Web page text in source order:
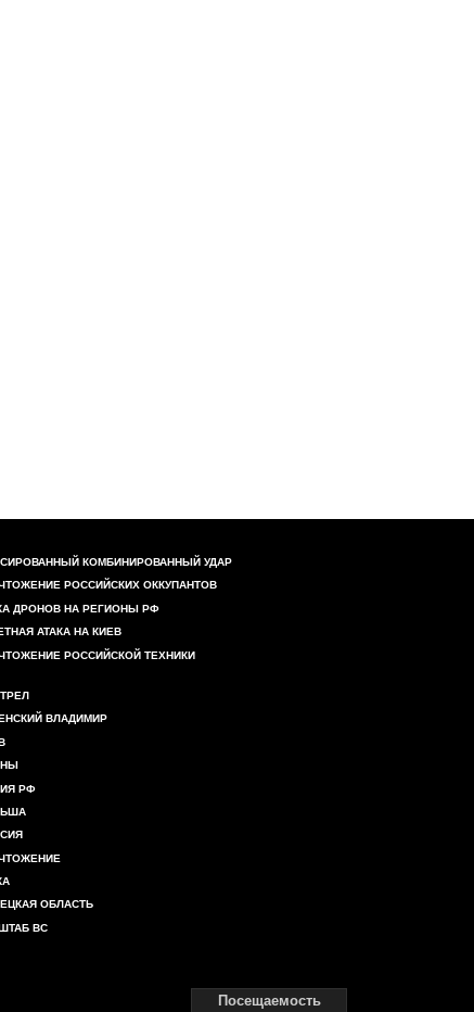
КОМБИНИРОВАННЫЙ УДАР
РОССИЙСКИХ ОККУПАНТОВ
ДРОНОВ НА РЕГИОНЫ РФ
АТАКА НА КИЕВ
РОССИЙСКОЙ ТЕХНИКИ
ВЛАДИМИР
РФ
ОБЛАСТЬ
ВС
Посещаемость